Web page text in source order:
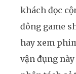
khách đọc
đông game
hay xem
vận đụng